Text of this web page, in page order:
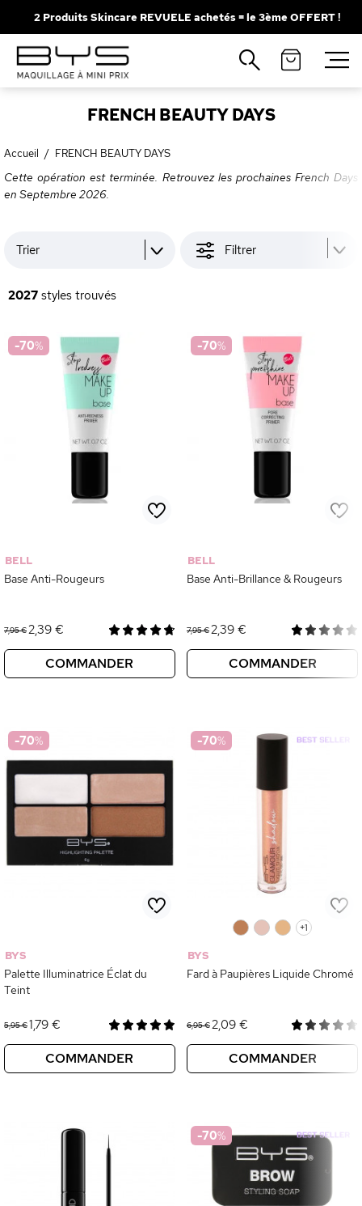
2 Produits Skincare REVUELE achetés = le 3ème OFFERT !
FRENCH BEAUTY DAYS
Accueil / FRENCH BEAUTY DAYS
Cette opération est terminée. Retrouvez les prochaines French Days
en Septembre 2026.
Filtrer
2027 styles trouvés
Trier
-70%
BELL
Base Anti-Rougeurs
7,95 €2,39 €
COMMANDER
-70%
BELL
Base Anti-Brillance & Rougeurs
7,95 €2,39 €
COMMANDER
-70%
BYS
Palette Illuminatrice Éclat du
Teint
5,95 €1,79 €
COMMANDER
-70%
+1
BYS
Fard à Paupières Liquide Chromé
6,95 €2,09 €
COMMANDER
-70%
Fermer
Recherches populaires
Mascara
Palette
Solaire
Blush
Rouge à Lèvres